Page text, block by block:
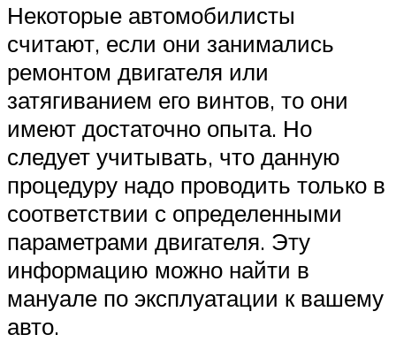
Некоторые автомобилисты
считают, если они занимались
ремонтом двигателя или
затягиванием его винтов, то они
имеют достаточно опыта. Но
следует учитывать, что данную
процедуру надо проводить только в
соответствии с определенными
параметрами двигателя. Эту
информацию можно найти в
мануале по эксплуатации к вашему
авто.